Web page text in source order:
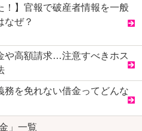
！】官報で破産者情報を一般
なぜ？
や高額請求…注意すべきホス
を免れない借金ってどんな
金」一覧